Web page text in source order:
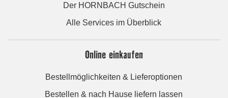
Der HORNBACH Gutschein
Alle Services im Überblick
Online einkaufen
Bestellmöglichkeiten & Lieferoptionen
Bestellen & nach Hause liefern lassen